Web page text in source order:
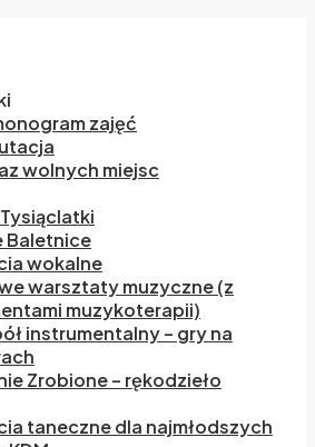
zajęć
wolnych miejsc
Tysiąclatki
Baletnice
wokalne
warsztaty muzyczne (z
muzykoterapii)
instrumentalny – gry na
Zrobione – rękodzieło
taneczne dla najmłodszych